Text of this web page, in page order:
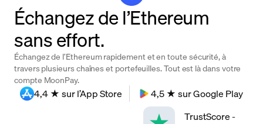
Trade
Company
Crypto Prices
Échangez de l’Ethereum
sans effort.
Échangez de l’Ethereum rapidement et en toute sécurité, à
travers plusieurs chaînes et portefeuilles. Tout est là dans votre
compte MoonPay.
4,4 ★ sur l’App Store
4,5 ★ sur Google Play
TrustScore-